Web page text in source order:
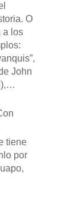
O
a los
John
tiene
por